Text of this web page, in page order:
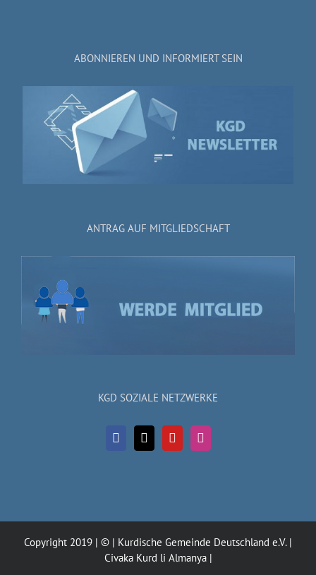
ABONNIEREN UND INFORMIERT SEIN
ANTRAG AUF MITGLIEDSCHAFT
KGD SOZIALE NETZWERKE
Copyright 2019 | © | Kurdische Gemeinde Deutschland e.V. |
Civaka Kurd li Almanya |